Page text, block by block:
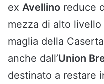
ex Avellino reduce
mezza di alto livello
maglia della
anche dall’Union
destinato a restare